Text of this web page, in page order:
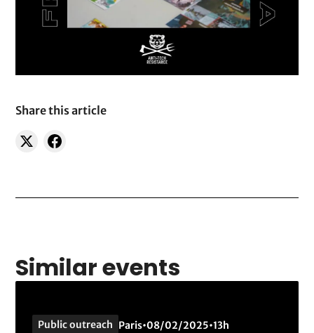
Share this article
Similar events
Public outreach Paris•08/02/2025•13h